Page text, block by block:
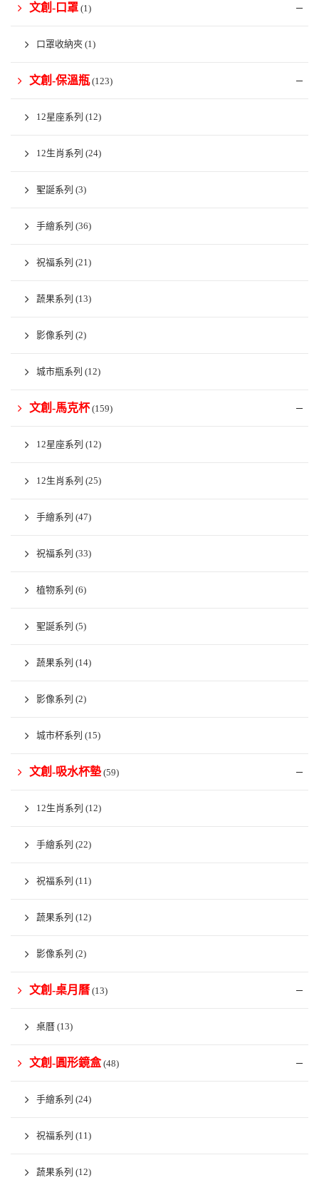
文創-口罩 (1)
口罩收納夾 (1)
文創-保溫瓶 (123)
12星座系列 (12)
12生肖系列 (24)
聖誕系列 (3)
手繪系列 (36)
祝福系列 (21)
蔬果系列 (13)
影像系列 (2)
城市瓶系列 (12)
文創-馬克杯 (159)
12星座系列 (12)
12生肖系列 (25)
手繪系列 (47)
祝福系列 (33)
植物系列 (6)
聖誕系列 (5)
蔬果系列 (14)
影像系列 (2)
城市杯系列 (15)
文創-吸水杯墊 (59)
12生肖系列 (12)
手繪系列 (22)
祝福系列 (11)
蔬果系列 (12)
影像系列 (2)
文創-桌月曆 (13)
桌曆 (13)
文創-圓形鏡盒 (48)
手繪系列 (24)
祝福系列 (11)
蔬果系列 (12)